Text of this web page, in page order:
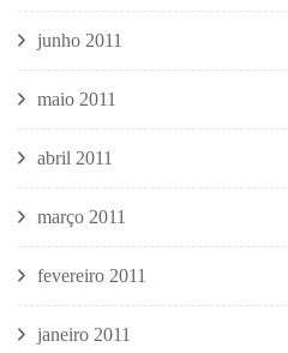
junho 2011
maio 2011
abril 2011
março 2011
fevereiro 2011
janeiro 2011